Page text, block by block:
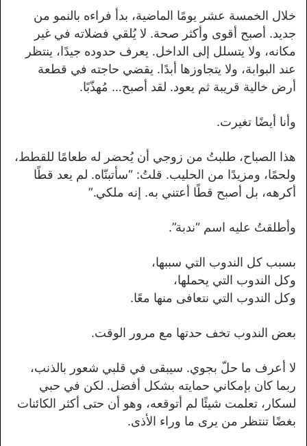
خلال الخمسة عشر يومًا الماضية، بدأ فراءه بالنمو من
جديد. أصبح أقوى وأكثر صحة. لا يُلقي فضلاته في غير
مكانه، ولا يتسلل إلى الداخل. يعرف حدوده جيدًا، ينتظر
عند البوابة، ولا يتجاوزها أبدًا. يقضي حاجته في قطعة
أرض خالية قريبة ثم يعود. لقد أصبح… مُهذّبًا.
وأنا أيضًا تغيرت.
هذا الصباح، طلبتُ من زوجي أن يُحضر له طعامًا للقطط،
ولحمًا، ومزيدًا من الحليب. قلتُ: “سأتبنّاه. لم يعد قطًا
أكرهه، بل أصبح قطًا أعتني به. إنه ملكي.”
وأطلقتُ عليه اسم “ندبة”.
بسبب كل الندوب التي سببها،
وكل الندوب التي يحملها،
وكل الندوب التي نتعافى منها معًا.
بعض الندوب تخف حدتها مع مرور الوقت.
لا أعرف ما حلّ بجوي. سيبقى في قلبي شعور بالذنب،
ربما كان بإمكاني حمايته بشكل أفضل. لكن في حبي
لسكار، تعلمت شيئًا لم أتوقعه، وهو أن حتى أكثر الكائنات
بغضًا تنتظر من يرى ما وراء الأذى.